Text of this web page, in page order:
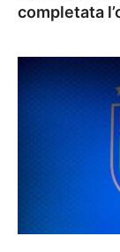
completata